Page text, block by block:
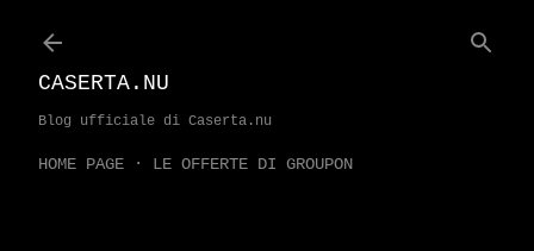
CASERTA.NU
Blog ufficiale di Caserta.nu
HOME PAGE LE OFFERTE DI GROUPON